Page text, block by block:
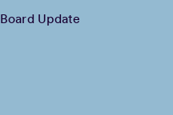
Board Update